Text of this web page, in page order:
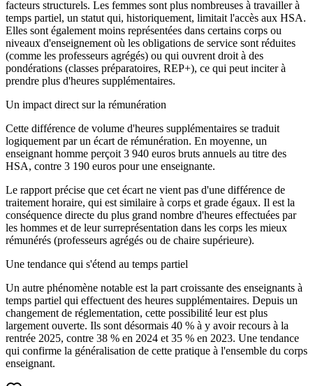
facteurs structurels. Les femmes sont plus nombreuses à travailler à
temps partiel, un statut qui, historiquement, limitait l'accès aux HSA.
Elles sont également moins représentées dans certains corps ou
niveaux d'enseignement où les obligations de service sont réduites
(comme les professeurs agrégés) ou qui ouvrent droit à des
pondérations (classes préparatoires, REP+), ce qui peut inciter à
prendre plus d'heures supplémentaires.
Un impact direct sur la rémunération
Cette différence de volume d'heures supplémentaires se traduit
logiquement par un écart de rémunération. En moyenne, un
enseignant homme perçoit 3 940 euros bruts annuels au titre des
HSA, contre 3 190 euros pour une enseignante.
Le rapport précise que cet écart ne vient pas d'une différence de
traitement horaire, qui est similaire à corps et grade égaux. Il est la
conséquence directe du plus grand nombre d'heures effectuées par
les hommes et de leur surreprésentation dans les corps les mieux
rémunérés (professeurs agrégés ou de chaire supérieure).
Une tendance qui s'étend au temps partiel
Un autre phénomène notable est la part croissante des enseignants à
temps partiel qui effectuent des heures supplémentaires. Depuis un
changement de réglementation, cette possibilité leur est plus
largement ouverte. Ils sont désormais 40 % à y avoir recours à la
rentrée 2025, contre 38 % en 2024 et 35 % en 2023. Une tendance
qui confirme la généralisation de cette pratique à l'ensemble du corps
enseignant.